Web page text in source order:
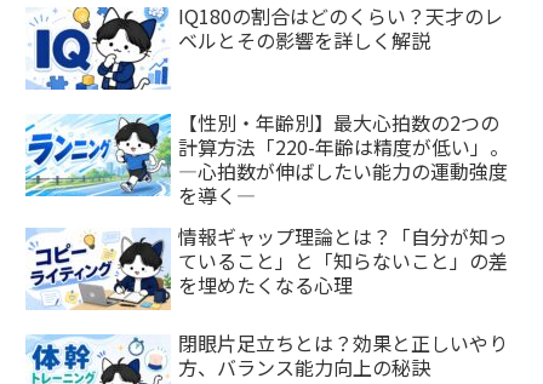
IQ180の割合はどのくらい？天才のレ
ベルとその影響を詳しく解説
【性別・年齢別】最大心拍数の2つの
計算方法「220-年齢は精度が低い」。
―心拍数が伸ばしたい能力の運動強度
を導く―
情報ギャップ理論とは？「自分が知っ
ていること」と「知らないこと」の差
を埋めたくなる心理
閉眼片足立ちとは？効果と正しいやり
方、バランス能力向上の秘訣